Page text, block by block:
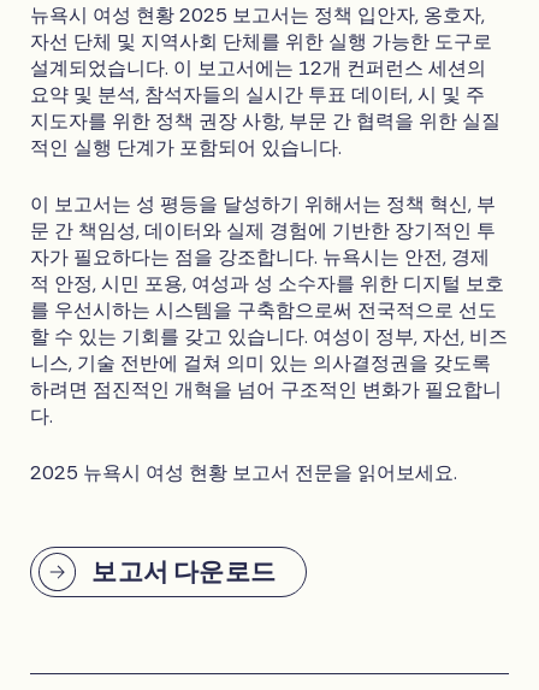
뉴욕시 여성 현황 2025 보고서는 정책 입안자, 옹호자,
자선 단체 및 지역사회 단체를 위한 실행 가능한 도구로
설계되었습니다. 이 보고서에는 12개 컨퍼런스 세션의
요약 및 분석, 참석자들의 실시간 투표 데이터, 시 및 주
지도자를 위한 정책 권장 사항, 부문 간 협력을 위한 실질
적인 실행 단계가 포함되어 있습니다.
이 보고서는 성 평등을 달성하기 위해서는 정책 혁신, 부
문 간 책임성, 데이터와 실제 경험에 기반한 장기적인 투
자가 필요하다는 점을 강조합니다. 뉴욕시는 안전, 경제
적 안정, 시민 포용, 여성과 성 소수자를 위한 디지털 보호
를 우선시하는 시스템을 구축함으로써 전국적으로 선도
할 수 있는 기회를 갖고 있습니다. 여성이 정부, 자선, 비즈
니스, 기술 전반에 걸쳐 의미 있는 의사결정권을 갖도록
하려면 점진적인 개혁을 넘어 구조적인 변화가 필요합니
다.
2025 뉴욕시 여성 현황 보고서 전문을 읽어보세요.
보고서 다운로드